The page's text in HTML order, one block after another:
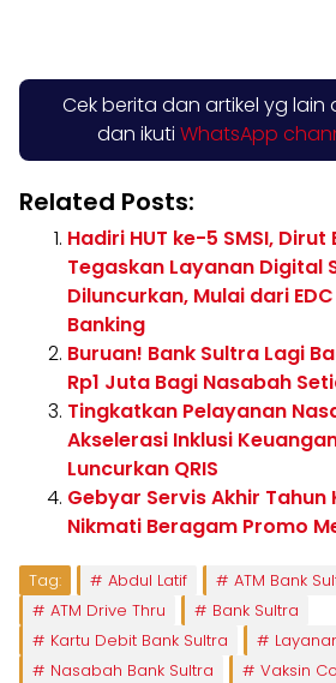
Cek berita dan artikel yg lain
dan ikuti WhatsApp
Related Posts:
Hadiri HUT ke-5 SMSI,
Tegaskan Layanan Digital
Diluncurkan, Mulai dari
Banking
Buruan! Bank Sultra Lagi
Rp1 Juta Bagi Nasabah
Tingkatkan Pelayanan
Akselerasi Inklusi
Luncurkan QRIS
Gebyar Servis Akhir
Nikmati Beragam Promo
Tag: Abdul Latif
ATM Bank
ATM Drive Thru
Bank Sultra
Kartu Debit Bank Sultra
Nasabah Bank Sultra
Vaksin